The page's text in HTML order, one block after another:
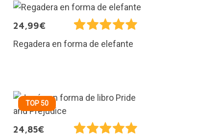
24,99€
Regadera en forma de elefante
TOP 50
24,85€